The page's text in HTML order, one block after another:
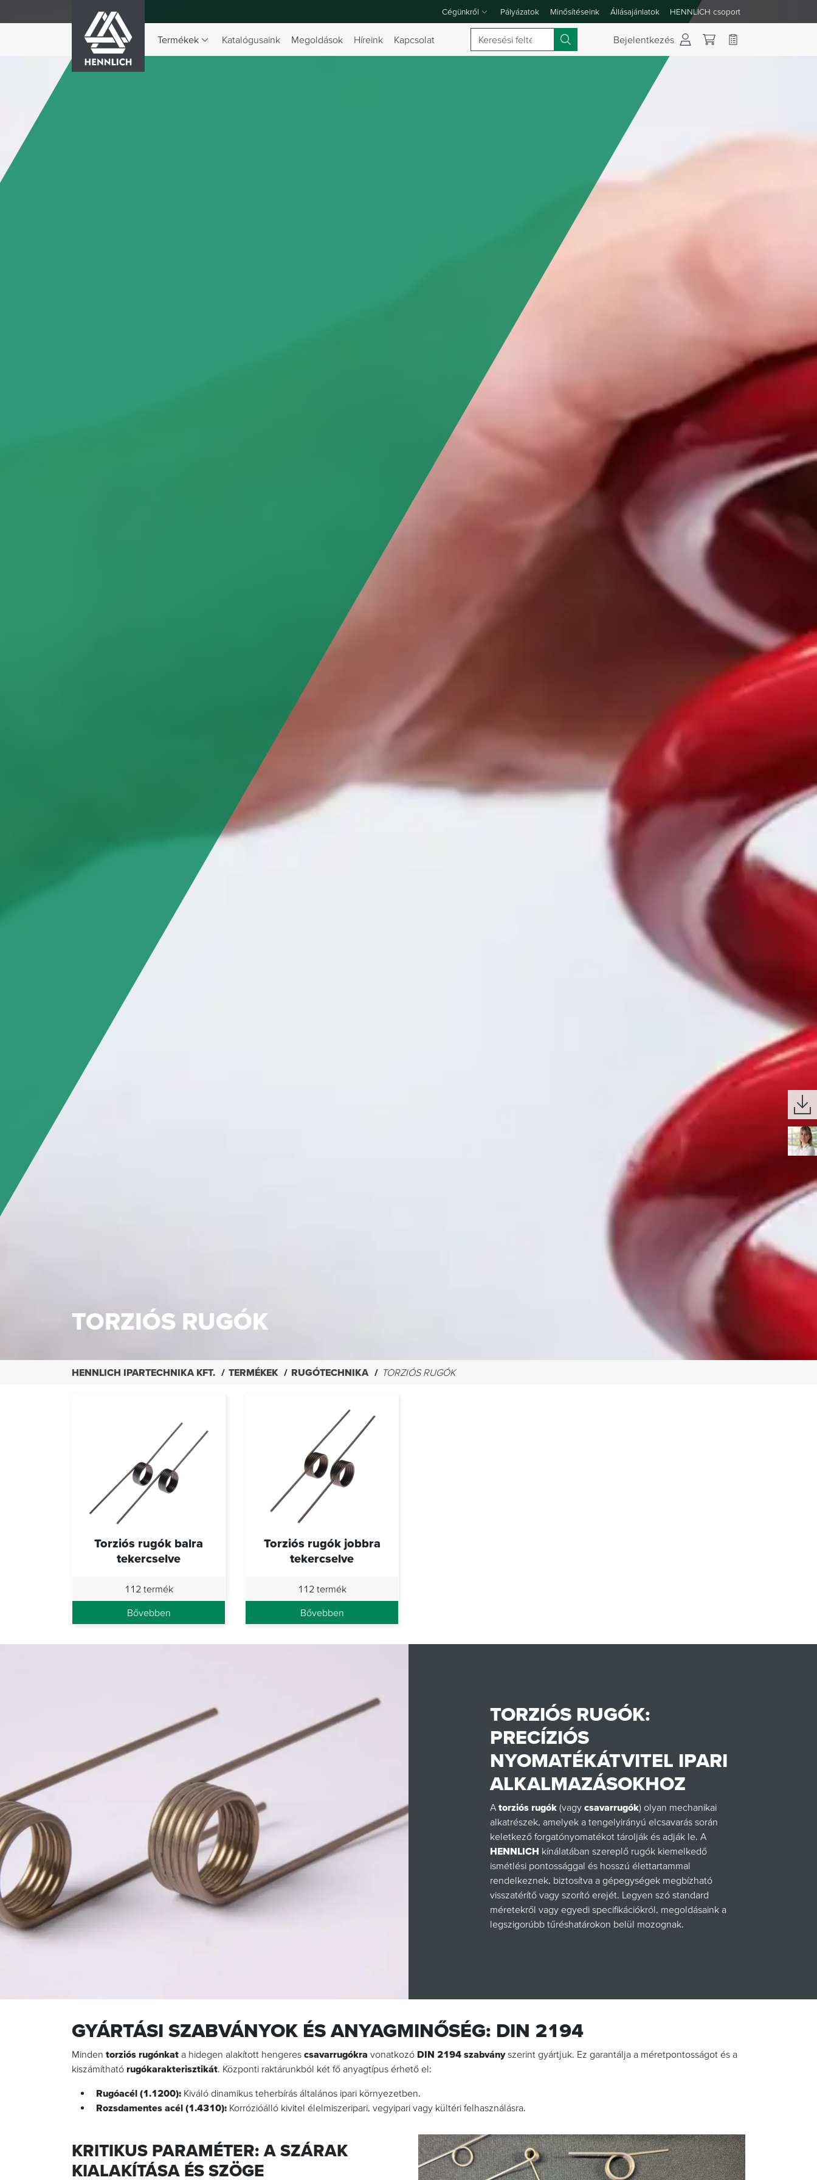
Cégünkről
A Cégünkről legördülő menü váltása
Pályázatok Minősítéseink Állásajánlatok HENNLICH csoport
Termékek
A Termékek legördülő menü váltása
Katalógusaink Megoldások Híreink Kapcsolat Keresés Bejelentkezés
TORZIÓS RUGÓK
HENNLICH IPARTECHNIKA KFT. TERMÉKEK RUGÓTECHNIKA TORZIÓS RUGÓK
Torziós rugók balra
tekercselve
112 termék
Bővebben
Torziós rugók jobbra
tekercselve
112 termék
Bővebben
TORZIÓS RUGÓK:
PRECÍZIÓS
NYOMATÉKÁTVITEL IPARI
ALKALMAZÁSOKHOZ
Atorziós rugók (vagycsavarrugók) olyan mechanikai
alkatrészek, amelyek a tengelyirányú elcsavarás során
keletkező forgatónyomatékot tárolják és adják le. A
HENNLICH kínálatában szereplő rugók kiemelkedő
ismétlési pontossággal és hosszú élettartammal
rendelkeznek, biztosítva a gépegységek megbízható
visszatérítő vagy szorító erejét. Legyen szó standard
méretekről vagy egyedi specifikációkról, megoldásaink a
legszigorúbb tűréshatárokon belül mozognak.
GYÁRTÁSI SZABVÁNYOK ÉS ANYAGMINŐSÉG: DIN 2194
Minden torziós rugónkat a hidegen alakított hengeres csavarrugókra vonatkozó DIN 2194 szabványszerint gyártjuk. Ez garantálja a méretpontosságot és a
kiszámítható rugókarakterisztikát. Központi raktárunkból két fő anyagtípus érhető el:
Rugóacél (1.1200): Kiváló dinamikus teherbírás általános ipari környezetben.
Rozsdamentes acél (1.4310): Korrózióálló kivitel élelmiszeripari, vegyipari vagy kültéri felhasználásra.
KRITIKUS PARAMÉTER: A SZÁRAK
KIALAKÍTÁSA ÉS SZÖGE